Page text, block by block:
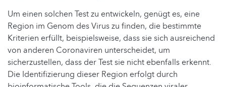
Um einen solchen Test zu entwickeln, genügt es, eine
Region im Genom des Virus zu finden, die bestimmte
Kriterien erfüllt, beispielsweise, dass sie sich ausreichend
von anderen Coronaviren unterscheidet, um
sicherzustellen, dass der Test sie nicht ebenfalls erkennt.
Die Identifizierung dieser Region erfolgt durch